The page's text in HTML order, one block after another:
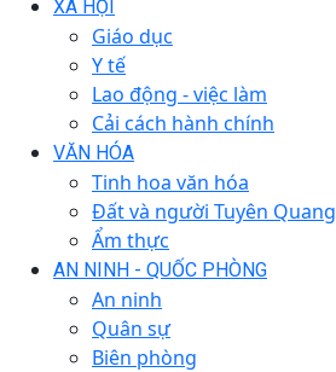
XÃ HỘI
Giáo dục
Y tế
Lao động - việc làm
Cải cách hành chính
VĂN HÓA
Tinh hoa văn hóa
Đất và người Tuyên Quang
Ẩm thực
AN NINH - QUỐC PHÒNG
An ninh
Quân sự
Biên phòng